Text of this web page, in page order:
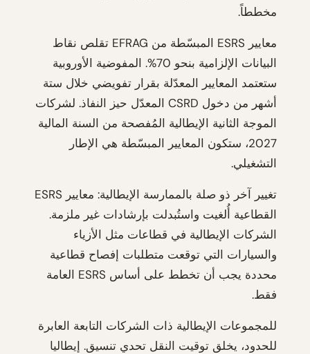
مخططاً.
معايير ESRS المبسّطة من EFRAG تقلص نقاط
البيانات الإلزامية بنحو 70%. المفوضية الأوروبية
ستعتمد المعايير المعدّلة بقرار تفويضي خلال ستة
أشهر من دخول CSRD المعدّل حيز النفاذ. لشركات
الموجة الثانية الإيطالية المُفصحة من السنة المالية
2027، ستكون المعايير المبسّطة هي الإطار
التشغيلي.
تغيير آخر ذو صلة بالممارسة الإيطالية: معايير ESRS
القطاعية أُلغيت واستُبدلت بإرشادات غير ملزمة.
الشركات الإيطالية في قطاعات مثل الأزياء
والسيارات التي توقعت متطلبات إفصاح قطاعية
محددة يجب أن تخطط على أساس ESRS العامة
فقط.
للمجموعات الإيطالية ذات الشركات التابعة العابرة
للحدود، يخلق توقيت النقل تحدي تنسيق. إيطاليا